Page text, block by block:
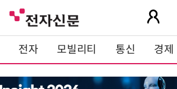
전자 모빌리티 통신 경제